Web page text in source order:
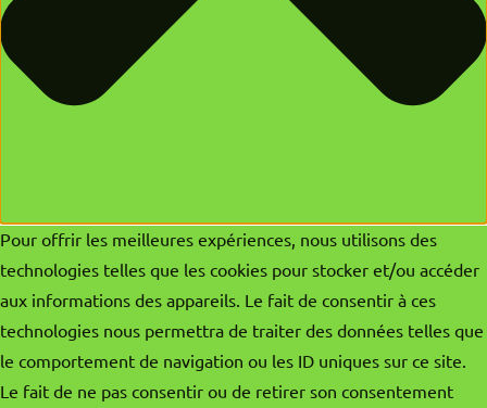
Pour offrir les meilleures expériences, nous utilisons des
technologies telles que les cookies pour stocker et/ou accéder
aux informations des appareils. Le fait de consentir à ces
technologies nous permettra de traiter des données telles que
le comportement de navigation ou les ID uniques sur ce site.
Le fait de ne pas consentir ou de retirer son consentement